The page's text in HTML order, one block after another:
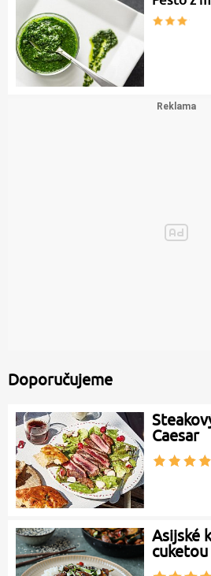
Doporučujeme
Caesar
Asijské
cuketou